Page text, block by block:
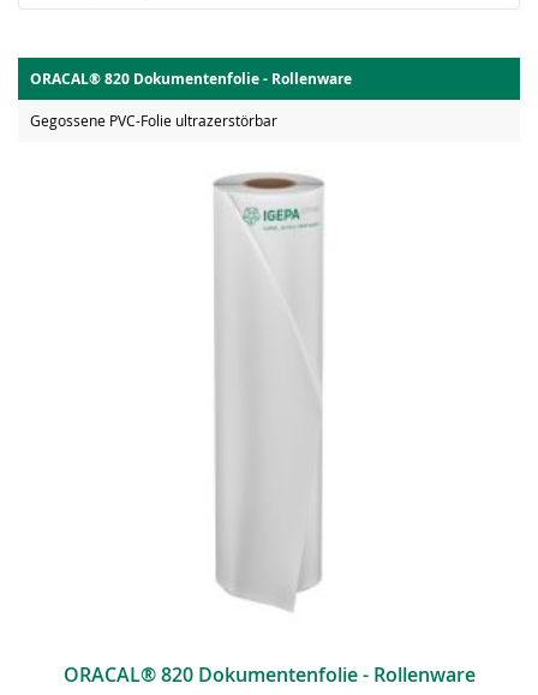
ORACAL® 820 Dokumentenfolie - Rollenware
Gegossene PVC-Folie ultrazerstörbar
ORACAL® 820 Dokumentenfolie - Rollenware